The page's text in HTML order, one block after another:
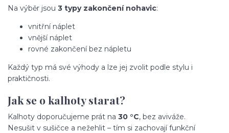
Na výběr jsou 3 typy zakončení nohavic:
vnitřní náplet
vnější náplet
rovné zakončení bez nápletu
Každý typ má své výhody a lze jej zvolit podle stylu i
praktičnosti.
Jak se o kalhoty starat?
Kalhoty doporučujeme prát na 30 °C, bez aviváže.
Nesušit v sušičce a nežehlit – tím si zachovají funkční